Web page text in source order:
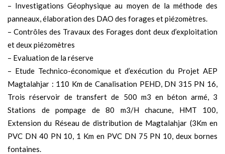
– Investigations Géophysique au moyen de la méthode des
panneaux, élaboration des DAO des forages et piézomètres.
– Contrôles des Travaux des Forages dont deux d’exploitation
et deux piézomètres
– Evaluation de la réserve
– Etude Technico-économique et d’exécution du Projet AEP
Magtalahjar : 110 Km de Canalisation PEHD, DN 315 PN 16,
Trois réservoir de transfert de 500 m3 en béton armé, 3
Stations de pompage de 80 m3/H chacune, HMT 100,
Extension du Réseau de distribution de Magtalahjar (3Km en
PVC DN 40 PN 10, 1 Km en PVC DN 75 PN 10, deux bornes
fontaines.